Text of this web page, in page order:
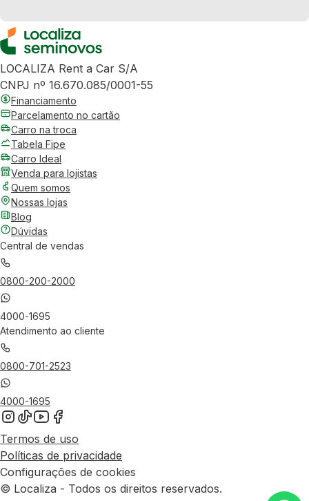
LOCALIZA Rent a Car S/A
CNPJ nº 16.670.085/0001-55
Financiamento
Parcelamento no cartão
Carro na troca
Tabela Fipe
Carro Ideal
Venda para lojistas
Quem somos
Nossas lojas
Blog
Dúvidas
Central de vendas
0800-200-2000
4000-1695
Atendimento ao cliente
0800-701-2523
4000-1695
Termos de uso
Políticas de privacidade
Configurações de cookies
© Localiza - Todos os direitos reservados.